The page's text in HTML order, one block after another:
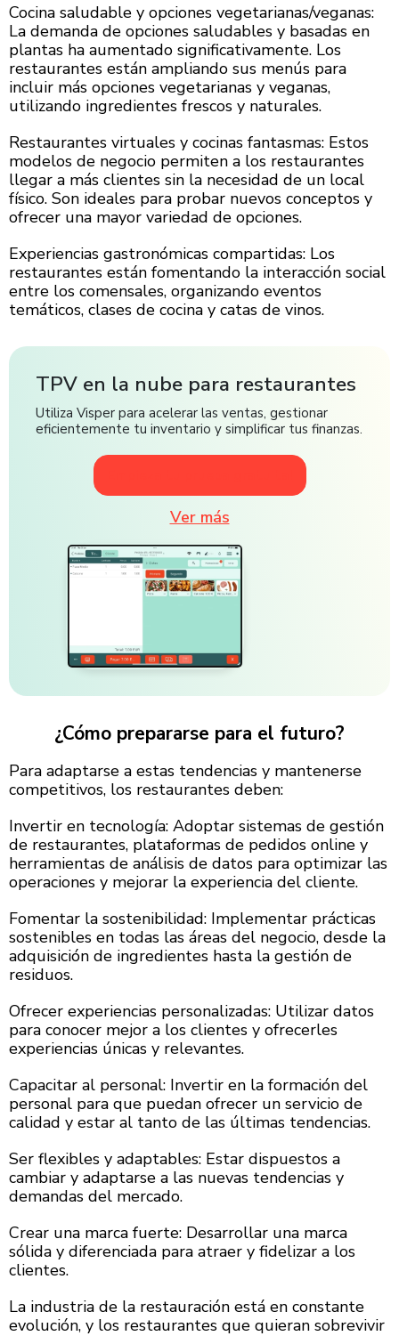
Cocina saludable y opciones vegetarianas/veganas:
La demanda de opciones saludables y basadas en
plantas ha aumentado significativamente. Los
restaurantes están ampliando sus menús para
incluir más opciones vegetarianas y veganas,
utilizando ingredientes frescos y naturales.
Restaurantes virtuales y cocinas fantasmas: Estos
modelos de negocio permiten a los restaurantes
llegar a más clientes sin la necesidad de un local
físico. Son ideales para probar nuevos conceptos y
ofrecer una mayor variedad de opciones.
Experiencias gastronómicas compartidas: Los
restaurantes están fomentando la interacción social
entre los comensales, organizando eventos
temáticos, clases de cocina y catas de vinos.
TPV en la nube para restaurantes
Utiliza Visper para acelerar las ventas, gestionar
eficientemente tu inventario y simplificar tus finanzas.
Ver más
¿Cómo prepararse para el futuro?
Para adaptarse a estas tendencias y mantenerse
competitivos, los restaurantes deben:
Invertir en tecnología: Adoptar sistemas de gestión
de restaurantes, plataformas de pedidos online y
herramientas de análisis de datos para optimizar las
operaciones y mejorar la experiencia del cliente.
Fomentar la sostenibilidad: Implementar prácticas
sostenibles en todas las áreas del negocio, desde la
adquisición de ingredientes hasta la gestión de
residuos.
Ofrecer experiencias personalizadas: Utilizar datos
para conocer mejor a los clientes y ofrecerles
experiencias únicas y relevantes.
Capacitar al personal: Invertir en la formación del
personal para que puedan ofrecer un servicio de
calidad y estar al tanto de las últimas tendencias.
Ser flexibles y adaptables: Estar dispuestos a
cambiar y adaptarse a las nuevas tendencias y
demandas del mercado.
Crear una marca fuerte: Desarrollar una marca
sólida y diferenciada para atraer y fidelizar a los
clientes.
La industria de la restauración está en constante
evolución, y los restaurantes que quieran sobrevivir